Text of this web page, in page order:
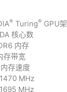
® Turing® GPU
核心数
内存
存带宽
存速度
MHz
MHz